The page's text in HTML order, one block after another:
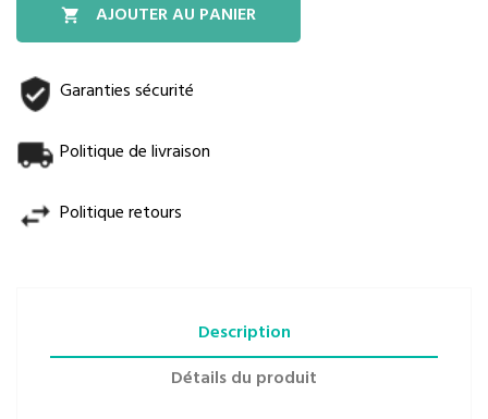
 AJOUTER AU PANIER
Garanties sécurité
Politique de livraison
Politique retours
Description
Détails du produit